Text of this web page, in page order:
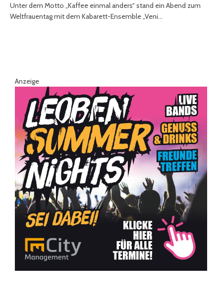
Unter dem Motto „Kaffee einmal anders“ stand ein Abend zum
Weltfrauentag mit dem Kabarett-Ensemble „Veni…
Anzeige